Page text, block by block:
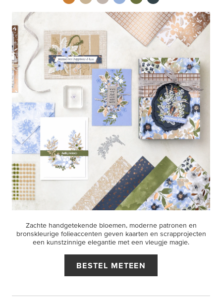
Zachte handgetekende bloemen, moderne patronen en
bronskleurige folieaccenten geven kaarten en scrapprojecten
een kunstzinnige elegantie met een vleugje magie.
BESTEL METEEN